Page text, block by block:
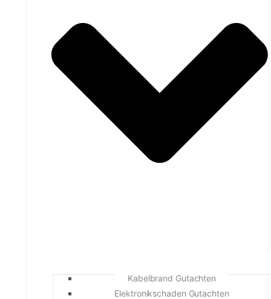
Kabelbrand Gutachten
Elektronikschaden Gutachten